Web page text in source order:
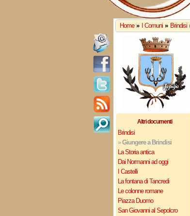
Home » I Comuni » Brindisi
Altri documenti
Brindisi
»Giungere a Brindisi
La Storia antica
Dai Normanni ad oggi
I Castelli
La fontana di Tancredi
Le colonne romane
Piazza Duomo
San Giovanni al Sepolcro